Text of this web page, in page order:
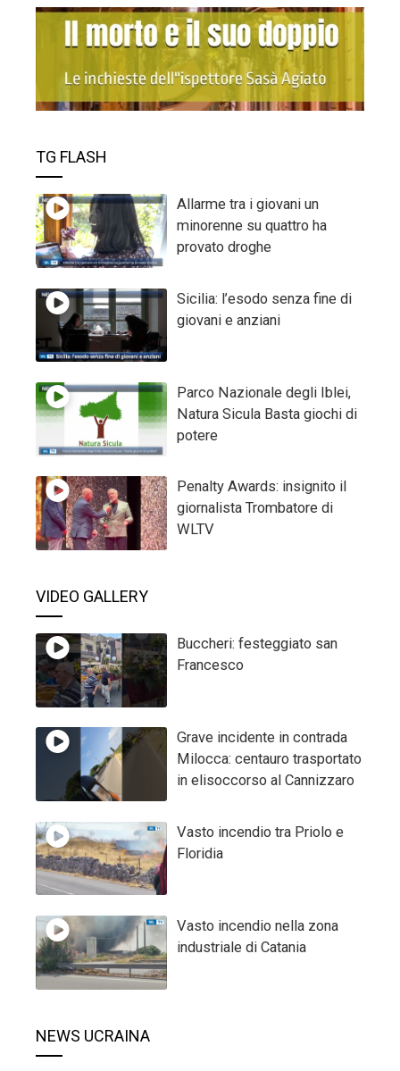
TG FLASH
Allarme tra i giovani un
minorenne su quattro ha
provato droghe
Sicilia: l’esodo senza fine di
giovani e anziani
Parco Nazionale degli Iblei,
Natura Sicula Basta giochi di
potere
Penalty Awards: insignito il
giornalista Trombatore di
WLTV
VIDEO GALLERY
Buccheri: festeggiato san
Francesco
Grave incidente in contrada
Milocca: centauro trasportato
in elisoccorso al Cannizzaro
Vasto incendio tra Priolo e
Floridia
Vasto incendio nella zona
industriale di Catania
NEWS UCRAINA